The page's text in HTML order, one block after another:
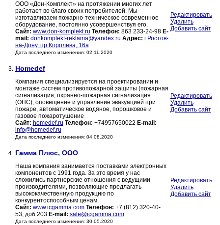
ООО «Дон-Комплект» на протяжении многих лет
работает во благо своих потребителей. Мы
изготавливаем пожарно-техническое современное
оборудование, постоянно усовершенствуя его.
Сайт: www.don-komplekt.ru Телефон: 863 233-24-98 E-
mail: donkomplekt-reklama@yandex.ru Адрес: г.Ростов-
на-Дону, пр.Королева, 16а
Дата последнего изменения: 02.11.2020
Редактировать
Удалить
Добавить сайт
3. Homedef
Компания специализируется на проектировании и
монтаже систем противопожарной защиты (пожарная
сигнализация, охранно-пожарная сигнализация
(ОПС), оповещение и управление эвакуацией при
пожаре, автоматическое водяное, порошковое и
газовое пожаротушение
Сайт: homedef.ru Телефон: +74957650022 E-mail:
info@homedef.ru
Дата последнего изменения: 04.08.2020
Редактировать
Удалить
Добавить сайт
4. Гамма Плюс, ООО
Наша компания занимается поставками электронных
компонентов с 1991 года. За это время у нас
сложились партнерские отношения с ведущими
производителями, позволяющие предлагать
высококачественную продукцию по
конкурентоспособным ценам.
Сайт: www.icgamma.com Телефон: +7 (812) 320-40-
53, доб.203 E-mail: sale@icgamma.com
Дата последнего изменения: 30.05.2020
Редактировать
Удалить
Добавить сайт